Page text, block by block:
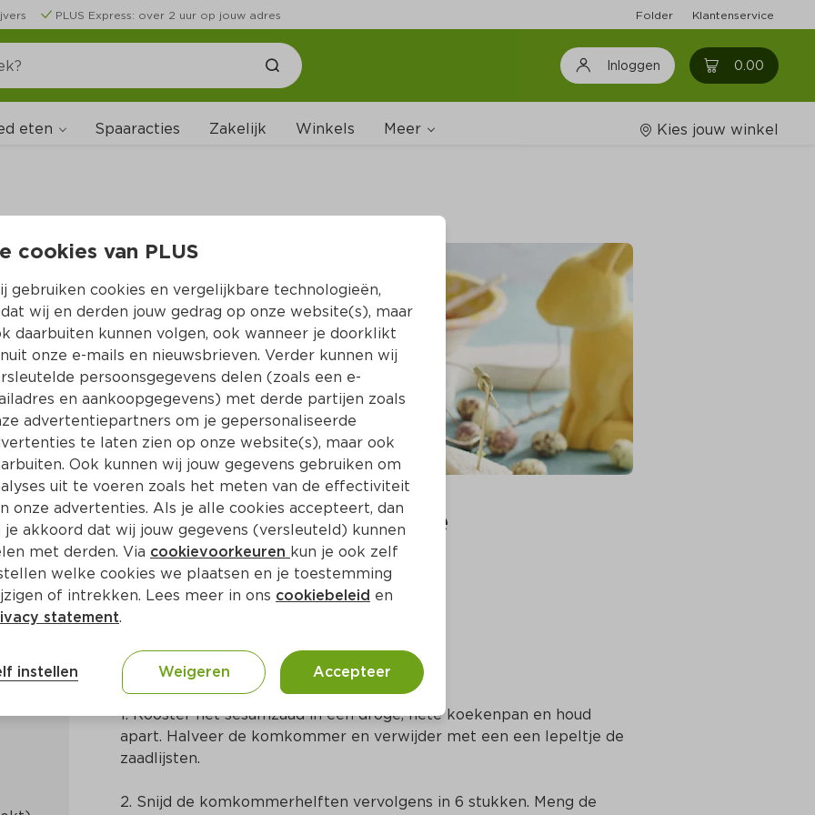
PLUS Express: over 2 uur op jouw adres Folder Klantenservice
Inloggen 0.00 0
eten Spaaracties Zakelijk Winkels Meer
Wijnshop
Boodschappenlijstjes
Kies jouw winkel
met pittige tonijnsalade
Aziatisch
Bereidingswijze
1. Rooster het sesamzaad in een droge, hete koekenpan en houd
apart. Halveer de komkommer en verwijder met een een lepeltje de
zaadlijsten.
2. Snijd de komkommerhelften vervolgens in 6 stukken. Meng de
cookies van PLUS
gebruiken cookies en vergelijkbare technologieën,
wij en derden jouw gedrag op onze website(s), maar
daarbuiten kunnen volgen, ook wanneer je doorklikt
onze e-mails en nieuwsbrieven. Verder kunnen wij
persoonsgegevens delen (zoals een e-
en aankoopgegevens) met derde partijen zoals
advertentiepartners om je gepersonaliseerde
te laten zien op onze website(s), maar ook
Ook kunnen wij jouw gegevens gebruiken om
uit te voeren zoals het meten van de effectiviteit
onze advertenties. Als je alle cookies accepteert, dan
je akkoord dat wij jouw gegevens (versleuteld) kunnen
met derden. Via cookievoorkeuren kun je ook zelf
welke cookies we plaatsen en je toestemming
of intrekken. Lees meer in ons cookiebeleid en
statement.
instellen Weigeren Accepteer